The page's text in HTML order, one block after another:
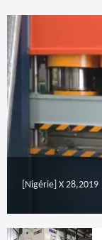
[Nigérie] X 28,2019